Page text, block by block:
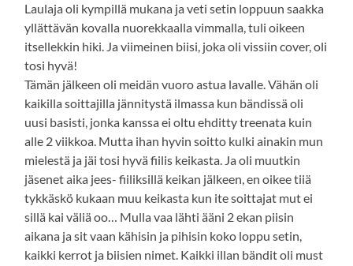
Laulaja oli kympillä mukana ja veti setin loppuun saakka
yllättävän kovalla nuorekkaalla vimmalla, tuli oikeen
itsellekkin hiki. Ja viimeinen biisi, joka oli vissiin cover, oli
tosi hyvä!
Tämän jälkeen oli meidän vuoro astua lavalle. Vähän oli
kaikilla soittajilla jännitystä ilmassa kun bändissä oli
uusi basisti, jonka kanssa ei oltu ehditty treenata kuin
alle 2 viikkoa. Mutta ihan hyvin soitto kulki ainakin mun
mielestä ja jäi tosi hyvä fiilis keikasta. Ja oli muutkin
jäsenet aika jees- fiiliksillä keikan jälkeen, en oikee tiiä
tykkäskö kukaan muu keikasta kun ite soittajat mut ei
sillä kai väliä oo… Mulla vaa lähti ääni 2 ekan piisin
aikana ja sit vaan kähisin ja pihisin koko loppu setin,
kaikki kerrot ja biisien nimet. Kaikki illan bändit oli must